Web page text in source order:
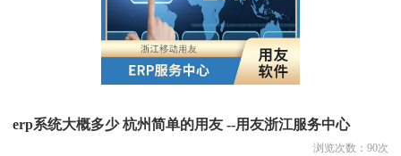
erp系统大概多少 杭州简单的用友 --用友浙江服务中心
浏览次数： 90次